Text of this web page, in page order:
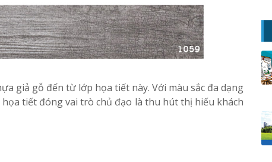
giả gỗ đến từ lớp họa tiết này. Với màu sắc đa dạng
tiết đóng vai trò chủ đạo là thu hút thị hiếu khách